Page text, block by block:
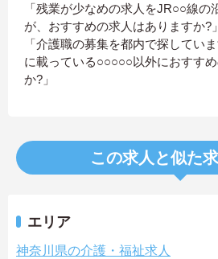
「残業が少なめの求人をJR○○線の
が、おすすめの求人はありますか?」
「介護職の募集を都内で探してい
に載っている○○○○○以外におすす
か?」
この求人と似た
エリア
神奈川県の介護・福祉求人